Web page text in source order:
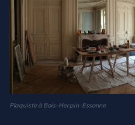
Plaquiste à Bois-Herpin · Essonne